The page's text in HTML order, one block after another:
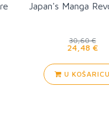
Japan's Manga
30,60 €
24,48 €
U KOŠARICU